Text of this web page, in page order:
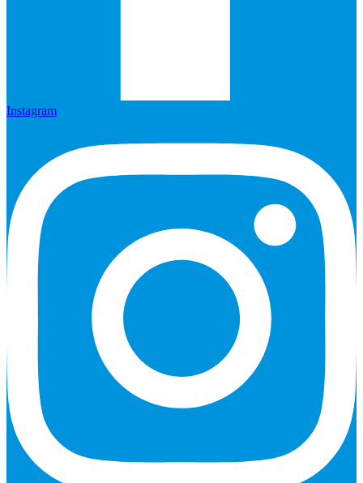
Instagram